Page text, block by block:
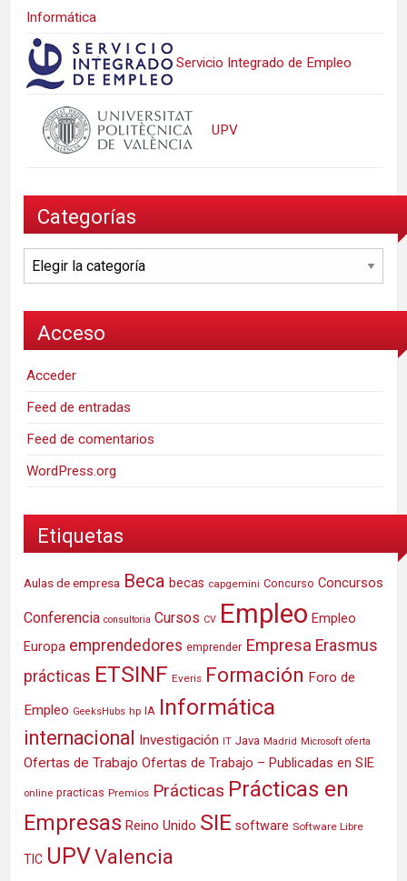
Informática
Servicio Integrado de Empleo
UPV
Categorías
Categorías
Acceso
Acceder
Feed de entradas
Feed de comentarios
WordPress.org
Etiquetas
Aulas de empresa Beca becas capgemini Concurso Concursos
Conferencia consultoria Cursos CV Empleo Empleo
Europa emprendedores emprender Empresa Erasmus
prácticas ETSINF Everis Formación Foro de
Empleo GeeksHubs hp IA Informática
internacional Investigación IT Java Madrid Microsoft oferta
Ofertas de Trabajo Ofertas de Trabajo – Publicadas en SIE
online practicas Premios Prácticas Prácticas en
Empresas Reino Unido SIE software Software Libre
TIC UPVValencia